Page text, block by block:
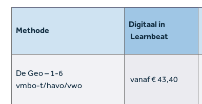
Methode
Digitaal in
Learnbeat
De Geo – 1-6
vmbo-t/havo/vwo
vanaf € 43,40